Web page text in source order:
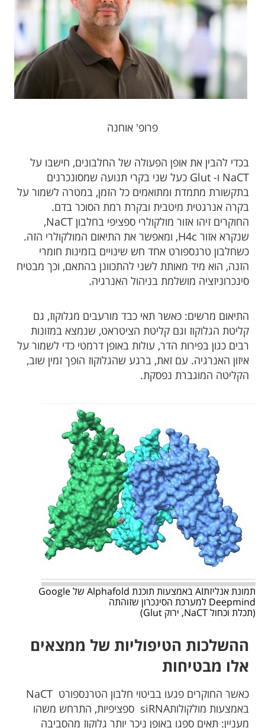
פרופ' אוחנה
בכדי להבין את אופן הפעולה של החלבונים, חישבו על
NaCT ו- Glut כעל שני בקרי תנועה שמסונכרנים
בתקשורת מתמדת ומתואמים כל הזמן, במטרה לשמור על
בקרה אנרגטית מיטבית ובקרת רמת הסוכר בדם.
החוקרים זיהו אזור מולקולרי ספציפי בחלבון NaCT,
שנקרא אזור H4c, ומאפשר את התיאום המולקולרי הזה.
כשחלבון טרנספורט אחד חש שינויים בזמינות חומרי
הזנה, הוא מיד מאותת לשני להתכוונן בהתאם, וכך מבטיח
סינכרוניזציה מושלמת בניהול האנרגיה.
התיאום מרשים: כאשר תאי כבד מורעבים מגלוקוז, גם
קליטת הגלוקוז וגם קליטת הציטראט, שנמצא במזונות
רבים כגון בפירות הדר, עולות באופן דרמטי כדי לשמור על
איזון האנרגיה. עם זאת, ברגע שהגלוקוז הופך זמין שוב,
הקליטה המוגברת נפסקת.
תמונת אנליזתAI באמצעות תוכנת Alphafold של Google
Deepmind למערכת הסינכרון שזוהתה
(תכלת וכחול NaCT, ירוק Glut)
ההשלכות הטיפוליות של ממצאים
אלו מבטיחות
כאשר החוקרים פגעו בביטוי חלבון הטרנספורט NaCT
באמצעות מולקולותsiRNA ספציפיות, התרחש משהו
מעניין: תאים ספגו באופן ניכר יותר גלוקוז מהסביבה